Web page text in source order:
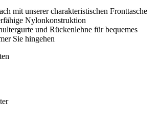
mit unserer charakteristischen Fronttasche
Nylonkonstruktion
und Rückenlehne für bequemes
Sie hingehen